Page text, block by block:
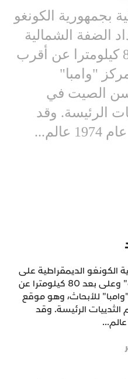
بجمهورية الكونغو
الضفة الشمالية
لنهر "ليو" وعلى بعد 80 كيلومترا عن أقرب
"وامبا"
الصيت في
الرئيسة. وقد
الكونغو الديمقراطية على
امتداد الضفة الشمالية لنهر "ليو" وعلى بعد 80 كيلومترا عن
للأبحاث، وهو موقع
الرئيسة. وقد